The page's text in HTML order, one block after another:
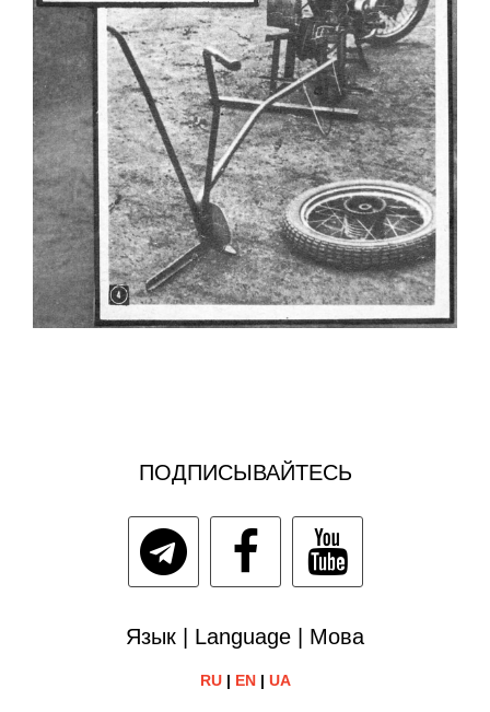
ПОДПИСЫВАЙТЕСЬ
Язык | Language | Мова
RU| EN| UA